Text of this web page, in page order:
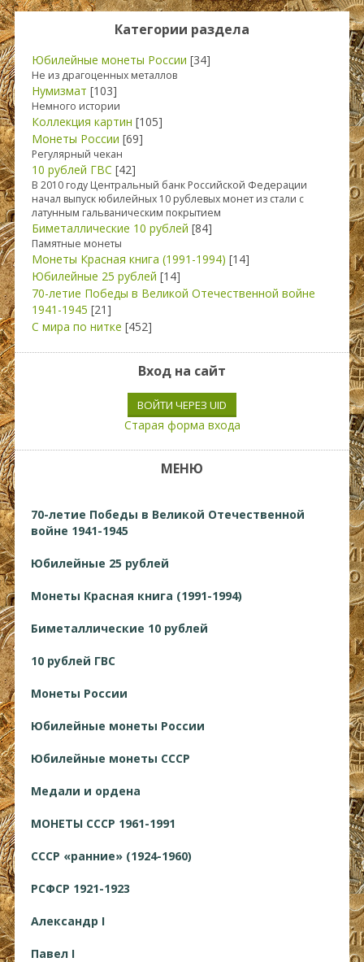
Категории раздела
Юбилейные монеты России [34]
Не из драгоценных металлов
Нумизмат [103]
Немного истории
Коллекция картин [105]
Монеты России [69]
Регулярный чекан
10 рублей ГВС [42]
В 2010 году Центральный банк Российской Федерации
начал выпуск юбилейных 10 рублевых монет из стали с
латунным гальваническим покрытием
Биметаллические 10 рублей [84]
Памятные монеты
Монеты Красная книга (1991-1994) [14]
Юбилейные 25 рублей [14]
70-летие Победы в Великой Отечественной войне
1941-1945 [21]
С мира по нитке [452]
Вход на сайт
ВОЙТИ ЧЕРЕЗ UID
Старая форма входа
МЕНЮ
70-летие Победы в Великой Отечественной
войне 1941-1945
Юбилейные 25 рублей
Монеты Красная книга (1991-1994)
Биметаллические 10 рублей
10 рублей ГВС
Монеты России
Юбилейные монеты России
Юбилейные монеты СССР
Медали и ордена
МОНЕТЫ СССР 1961-1991
СССР «ранние» (1924-1960)
РСФСР 1921-1923
Александр I
Павел I